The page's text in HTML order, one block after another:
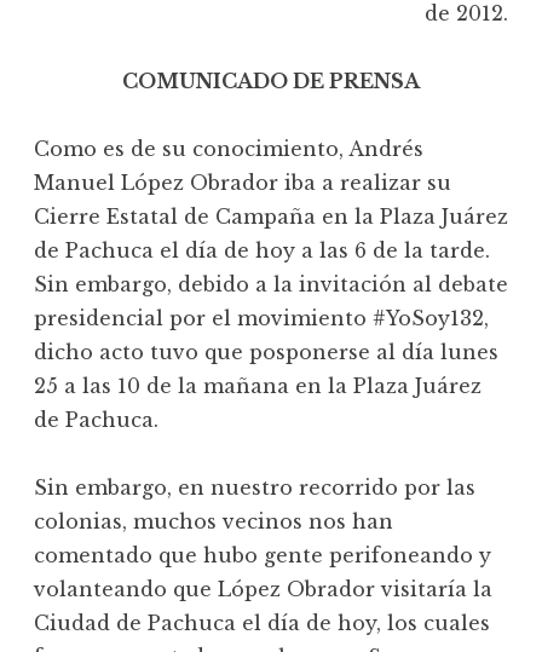
de 2012.
COMUNICADO DE PRENSA
Como es de su conocimiento, Andrés
Manuel López Obrador iba a realizar su
Cierre Estatal de Campaña en la Plaza Juárez
de Pachuca el día de hoy a las 6 de la tarde.
Sin embargo, debido a la invitación al debate
presidencial por el movimiento #YoSoy132,
dicho acto tuvo que posponerse al día lunes
25 a las 10 de la mañana en la Plaza Juárez
de Pachuca.
Sin embargo, en nuestro recorrido por las
colonias, muchos vecinos nos han
comentado que hubo gente perifoneando y
volanteando que López Obrador visitaría la
Ciudad de Pachuca el día de hoy, los cuales